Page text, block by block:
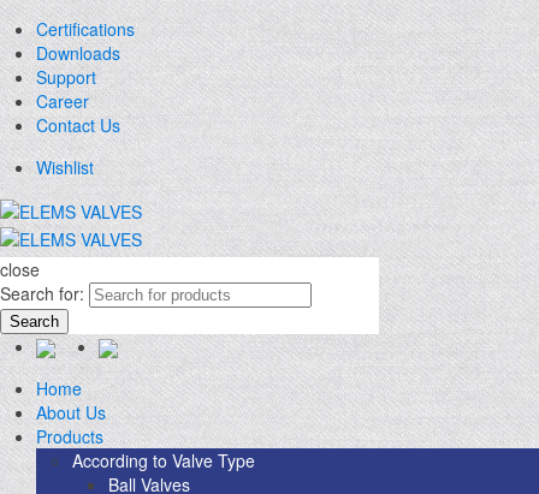
Certifications
Downloads
Support
Career
Contact Us
Wishlist
close
Search for:
Search
Home
About Us
Products
According to Valve Type
Ball Valves